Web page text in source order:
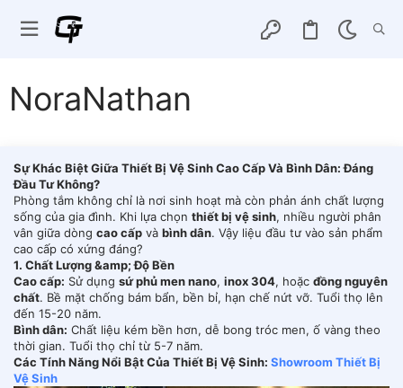
NoraNathan
Sự Khác Biệt Giữa Thiết Bị Vệ Sinh Cao Cấp Và Bình Dân: Đáng
Đầu Tư Không?
Phòng tắm không chỉ là nơi sinh hoạt mà còn phản ánh chất lượng
sống của gia đình. Khi lựa chọn thiết bị vệ sinh, nhiều người phân
vân giữa dòng cao cấp và bình dân. Vậy liệu đầu tư vào sản phẩm
cao cấp có xứng đáng?
1. Chất Lượng &amp; Độ Bền
Cao cấp: Sử dụng sứ phủ men nano, inox 304, hoặc đồng nguyên
chất. Bề mặt chống bám bẩn, bền bỉ, hạn chế nứt vỡ. Tuổi thọ lên
đến 15-20 năm.
Bình dân: Chất liệu kém bền hơn, dễ bong tróc men, ố vàng theo
thời gian. Tuổi thọ chỉ từ 5-7 năm.
Các Tính Năng Nổi Bật Của Thiết Bị Vệ Sinh: Showroom Thiết Bị
Vệ Sinh